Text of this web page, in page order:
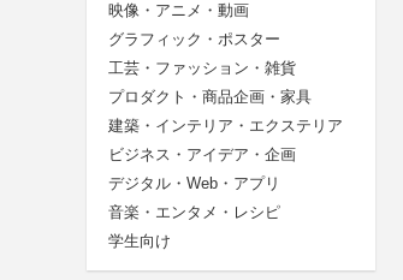
映像・アニメ・動画
グラフィック・ポスター
工芸・ファッション・雑貨
プロダクト・商品企画・家具
建築・インテリア・エクステリア
ビジネス・アイデア・企画
デジタル・Web・アプリ
音楽・エンタメ・レシピ
学生向け